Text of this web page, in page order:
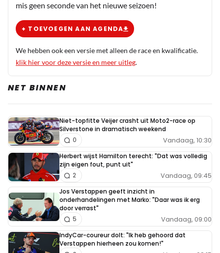
mis geen seconde van het nieuwe seizoen!
+ TOEVOEGEN AAN AGENDA
We hebben ook een versie met alleen de race en kwalificatie.
klik hier voor deze versie en meer uitleg.
NET BINNEN
Niet-topfitte Veijer crasht uit Moto2-race op
Silverstone in dramatisch weekend
Vandaag, 10:30
0
Herbert wijst Hamilton terecht: "Dat was volledig
zijn eigen fout, punt uit"
Vandaag, 09:45
2
Jos Verstappen geeft inzicht in
onderhandelingen met Marko: "Daar was ik erg
door verrast"
Vandaag, 09:00
5
IndyCar-coureur dolt: "Ik heb gehoord dat
Verstappen hierheen zou komen!"